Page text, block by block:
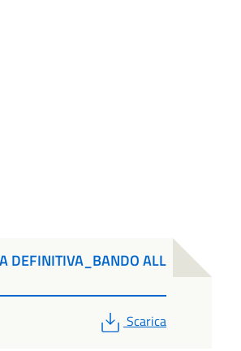
ALL
PDF
Scarica